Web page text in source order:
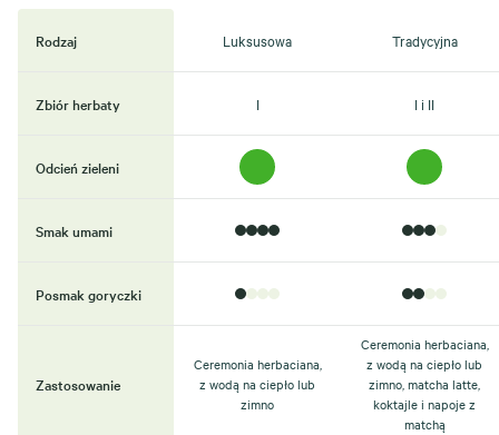
Rodzaj Luksusowa Tradycyjna
Zbiór herbaty I I i II
Odcień zieleni
Smak umami
Posmak goryczki
Zastosowanie
Ceremonia herbaciana,
z wodą na ciepło lub
zimno
Ceremonia herbaciana,
z wodą na ciepło lub
zimno, matcha latte,
koktajle i napoje z
matchą